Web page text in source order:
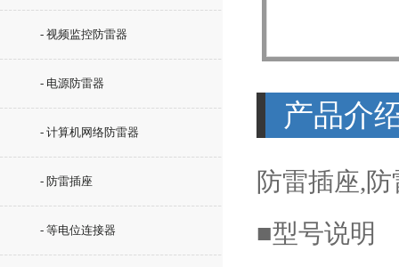
- 视频监控防雷器
- 电源防雷器
- 计算机网络防雷器
- 防雷插座
- 等电位连接器
产品介
防雷插座,
■型号说明